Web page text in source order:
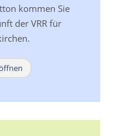
kommen Sie
der VRR für